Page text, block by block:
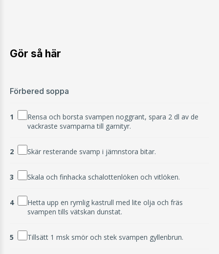
Gör så här
Förbered soppa
1
Rensa och borsta svampen noggrant, spara 2 dl av de
vackraste svamparna till garnityr.
2 Skär resterande svamp i jämnstora bitar.
3 Skala och finhacka schalottenlöken och vitlöken.
4
Hetta upp en rymlig kastrull med lite olja och fräs
svampen tills vätskan dunstat.
5 Tillsätt 1 msk smör och stek svampen gyllenbrun.